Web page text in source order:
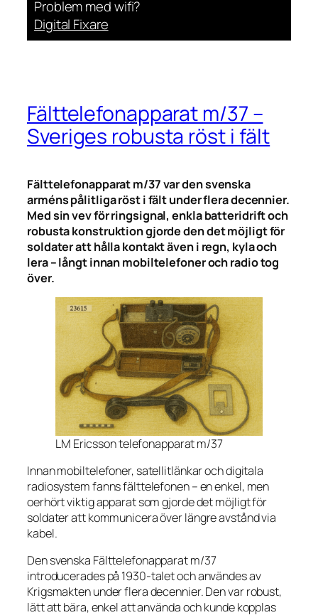
Problem med wifi?
Digital Fixare
Fälttelefonapparat m/37 –
Sveriges robusta röst i fält
Fälttelefonapparat m/37 var den svenska
arméns pålitliga röst i fält under flera decennier.
Med sin vev för ringsignal, enkla batteridrift och
robusta konstruktion gjorde den det möjligt för
soldater att hålla kontakt även i regn, kyla och
lera – långt innan mobiltelefoner och radio tog
över.
LM Ericsson telefonapparat m/37
Innan mobiltelefoner, satellitlänkar och digitala
radiosystem fanns fälttelefonen – en enkel, men
oerhört viktig apparat som gjorde det möjligt för
soldater att kommunicera över längre avstånd via
kabel.
Den svenska Fälttelefonapparat m/37
introducerades på 1930-talet och användes av
Krigsmakten under flera decennier. Den var robust,
lätt att bära, enkel att använda och kunde kopplas